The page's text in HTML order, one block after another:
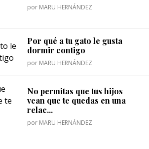
por MARU HERNÁNDEZ
Por qué a tu gato le gusta
dormir contigo
por MARU HERNÁNDEZ
No permitas que tus hijos
vean que te quedas en una
relac...
por MARU HERNÁNDEZ